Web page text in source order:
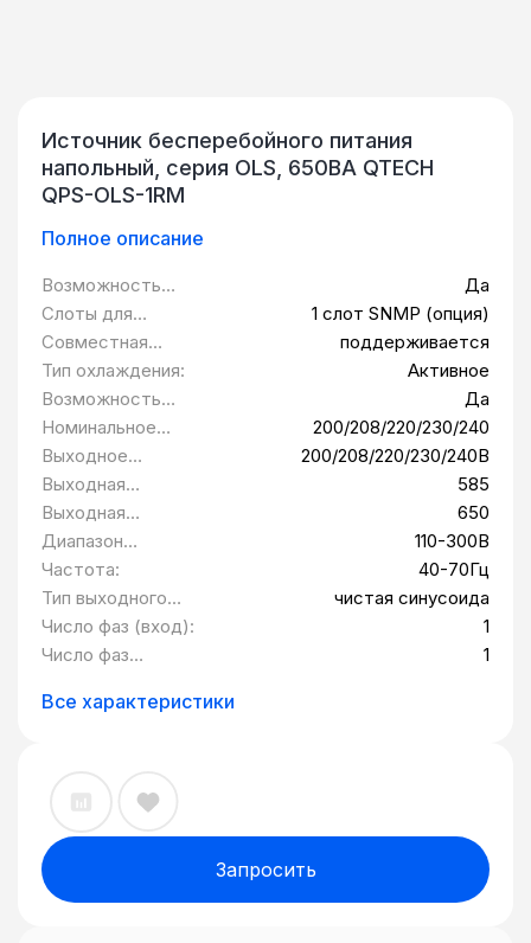
Источник бесперебойного питания
напольный, серия OLS, 650ВА QTECH
QPS-OLS-1RM
Полное описание
Возможность
установки в
стойку 19":
Да
Слоты для
модулей
расширения:
1 слот SNMP (опция)
Совместная
работа с
генератором:
поддерживается
Тип охлаждения:
Активное
Возможность
подключения
внешних
батарейных
модулей:
Да
Номинальное
напряжение, В:
200/208/220/230/240
Выходное
напряжение, В:
200/208/220/230/240В
Выходная
мощность, Вт:
585
Выходная
мощность, ВА:
650
Диапазон
входных
напряжений:
110-300В
Частота:
40-70Гц
Тип выходного
сигнала:
чистая синусоида
Число фаз (вход):
1
Число фаз
1
Все характеристики
Запросить